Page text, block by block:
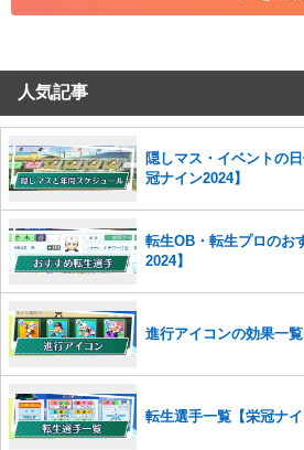
コメントの削除を申請する
せていただきます。ご了承ください。
※一度削除したコメントは復元ができ
さい。
かじめご理解くださいませ。
人気記事
隠しマス・イベントの
冠ナイン2024】
転生OB・転生プロのお
2024】
進行アイコンの効果一覧
転生選手一覧【栄冠ナイ